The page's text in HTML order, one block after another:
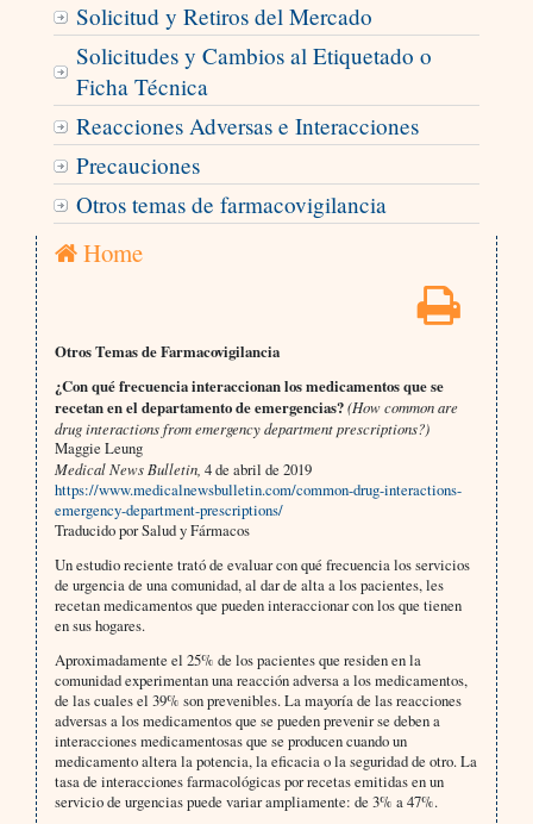
Solicitud y Retiros del Mercado
Solicitudes y Cambios al Etiquetado o
Ficha Técnica
Reacciones Adversas e Interacciones
Precauciones
Otros temas de farmacovigilancia
Home
Otros Temas de Farmacovigilancia
¿Con qué frecuencia interaccionan los medicamentos que se
recetan en el departamento de emergencias?(How common are
drug interactions from emergency department prescriptions?)
Maggie Leung
Medical News Bulletin, 4 de abril de 2019
https://www.medicalnewsbulletin.com/common-drug-interactions-
emergency-department-prescriptions/
Traducido por Salud y Fármacos
Un estudio reciente trató de evaluar con qué frecuencia los servicios
de urgencia de una comunidad, al dar de alta a los pacientes, les
recetan medicamentos que pueden interaccionar con los que tienen
en sus hogares.
Aproximadamente el 25% de los pacientes que residen en la
comunidad experimentan una reacción adversa a los medicamentos,
de las cuales el 39% son prevenibles. La mayoría de las reacciones
adversas a los medicamentos que se pueden prevenir se deben a
interacciones medicamentosas que se producen cuando un
medicamento altera la potencia, la eficacia o la seguridad de otro. La
tasa de interacciones farmacológicas por recetas emitidas en un
servicio de urgencias puede variar ampliamente: de 3% a 47%.